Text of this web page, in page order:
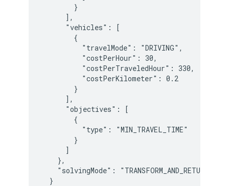
        }
      ],
      "vehicles": [
        {
          "travelMode": "DRIVING",
          "costPerHour": 30,
          "costPerTraveledHour": 330,
          "costPerKilometer": 0.2
        }
      ],
      "objectives": [
        {
          "type": "MIN_TRAVEL_TIME"
        }
      ]
    },
"solvingMode":
  }